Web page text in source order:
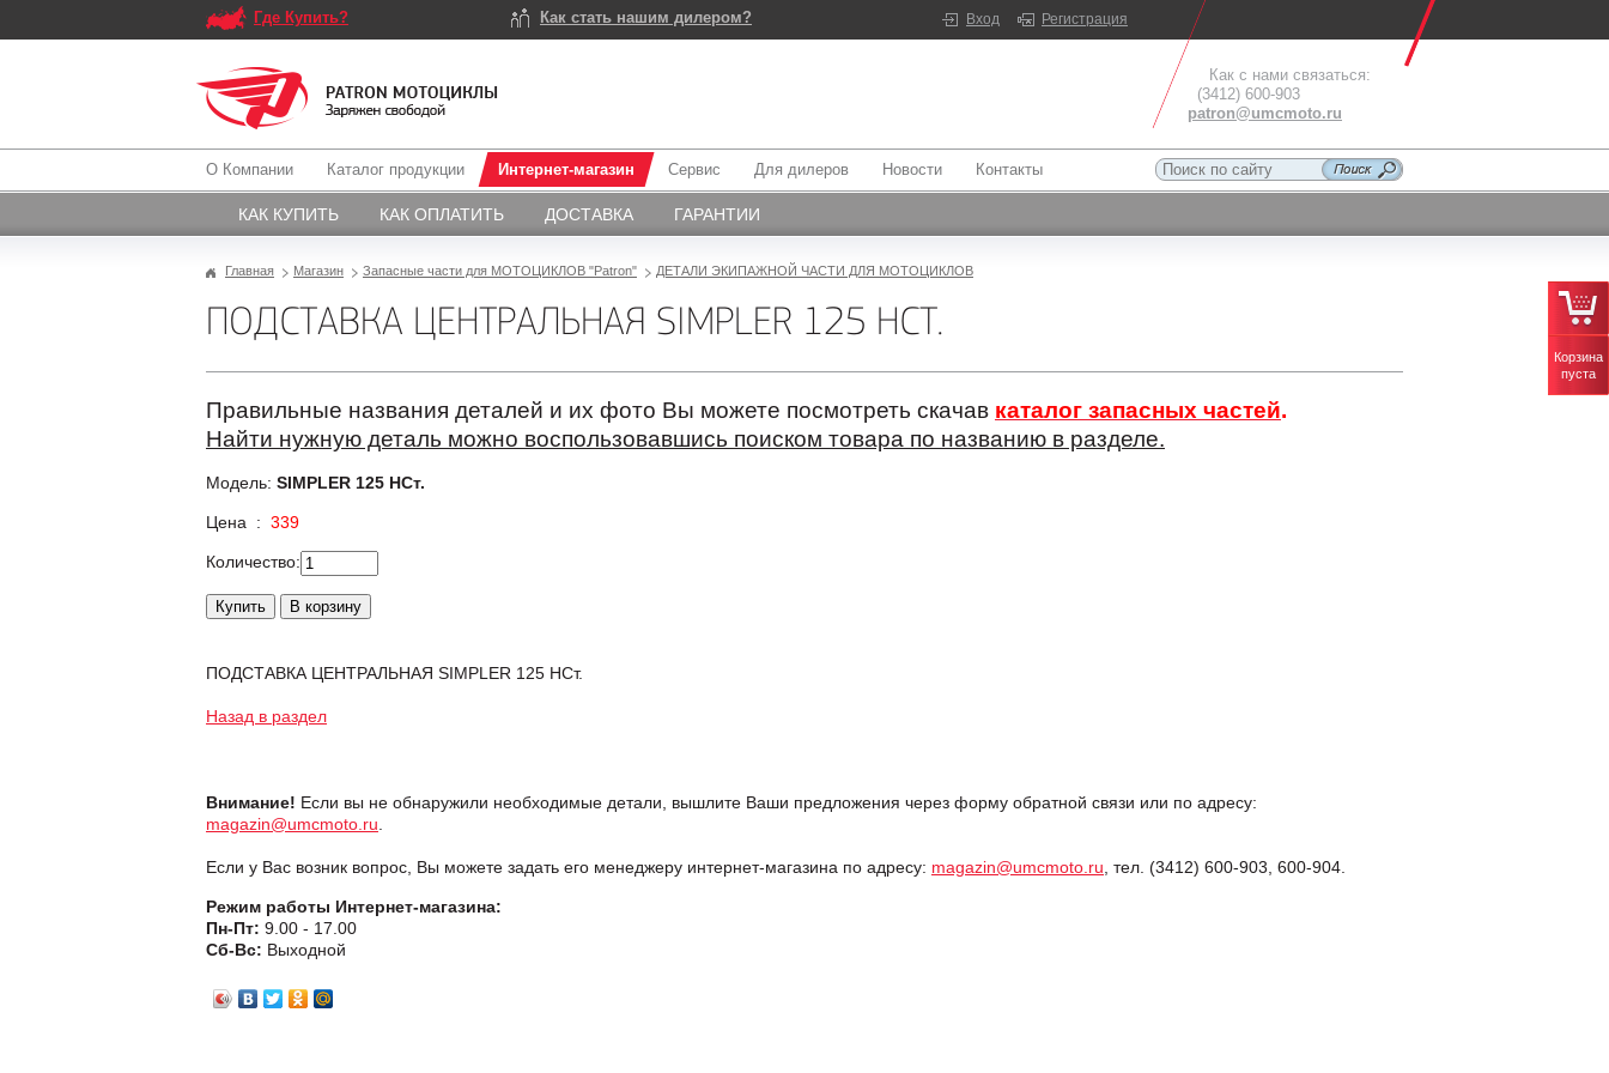
Вход Регистрация
Где Купить? Как стать нашим дилером?
Как с нами связаться:
(3412) 600-903
patron@umcmoto.ru
О Компании Каталог продукции Интернет-магазин
КАК КУПИТЬ КАК ОПЛАТИТЬ ДОСТАВКА ГАРАНТИИ
Сервис Для дилеров Новости Контакты
Корзина
пуста
Главная Магазин Запасные части для МОТОЦИКЛОВ "Patron" ДЕТАЛИ ЭКИПАЖНОЙ ЧАСТИ ДЛЯ МОТОЦИКЛОВ
ПОДСТАВКА ЦЕНТРАЛЬНАЯ SIMPLER 125 НСТ.
Правильные названия деталей и их фото Вы можете посмотреть скачав каталог запасных частей.
Найти нужную деталь можно воспользовавшись поиском товара по названию в разделе.
Модель: SIMPLER 125 HCт.
Цена : 339
Количество:
ПОДСТАВКА ЦЕНТРАЛЬНАЯ SIMPLER 125 НСт.
Назад в раздел
Внимание! Если вы не обнаружили необходимые детали, вышлите Ваши предложения через форму обратной связи или по адресу:
magazin@umcmoto.ru
Если у Вас возник вопрос, Вы можете задать его менеджеру интернет-магазина по адресу: magazin@umcmoto.ru , тел. (3412) 600-903, 600-904.
Режим работы Интернет-магазина:
Пн-Пт: 9.00 - 17.00
Сб-Вс: Выходной